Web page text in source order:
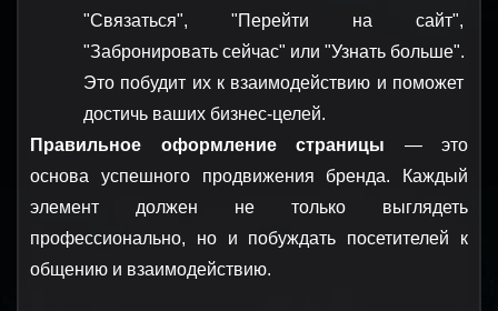
"Связаться", "Перейти на сайт",
"Забронировать сейчас" или "Узнать больше".
Это побудит их к взаимодействию и поможет
достичь ваших бизнес-целей.
Правильное оформление страницы — это
основа успешного продвижения бренда. Каждый
элемент должен не только выглядеть
профессионально, но и побуждать посетителей к
общению и взаимодействию.